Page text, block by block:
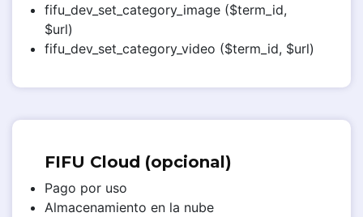
fifu_dev_set_category_image ($term_id,
$url)
fifu_dev_set_category_video ($term_id, $url)
FIFU Cloud (opcional)
Pago por uso
Almacenamiento en la nube